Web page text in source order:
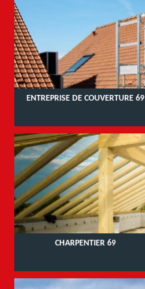
ENTREPRISE DE COUVERTURE 69
CHARPENTIER 69